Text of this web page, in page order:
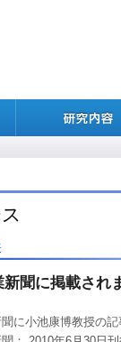
新聞に掲載され
聞に小池康博教授の